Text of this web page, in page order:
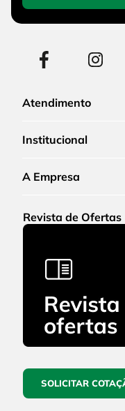
Atendimento
Institucional
A Empresa
Revista de Ofertas
SOLICITAR